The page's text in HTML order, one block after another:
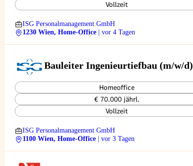
Vollzeit
ISG Personalmanagement GmbH
1230 Wien, Home-Office
| vor 4 Tagen
Bauleiter Ingenieurtiefbau (m/w/d)
Homeoffice
€ 70.000 jährl.
Vollzeit
ISG Personalmanagement GmbH
1100 Wien, Home-Office
| vor 3 Tagen